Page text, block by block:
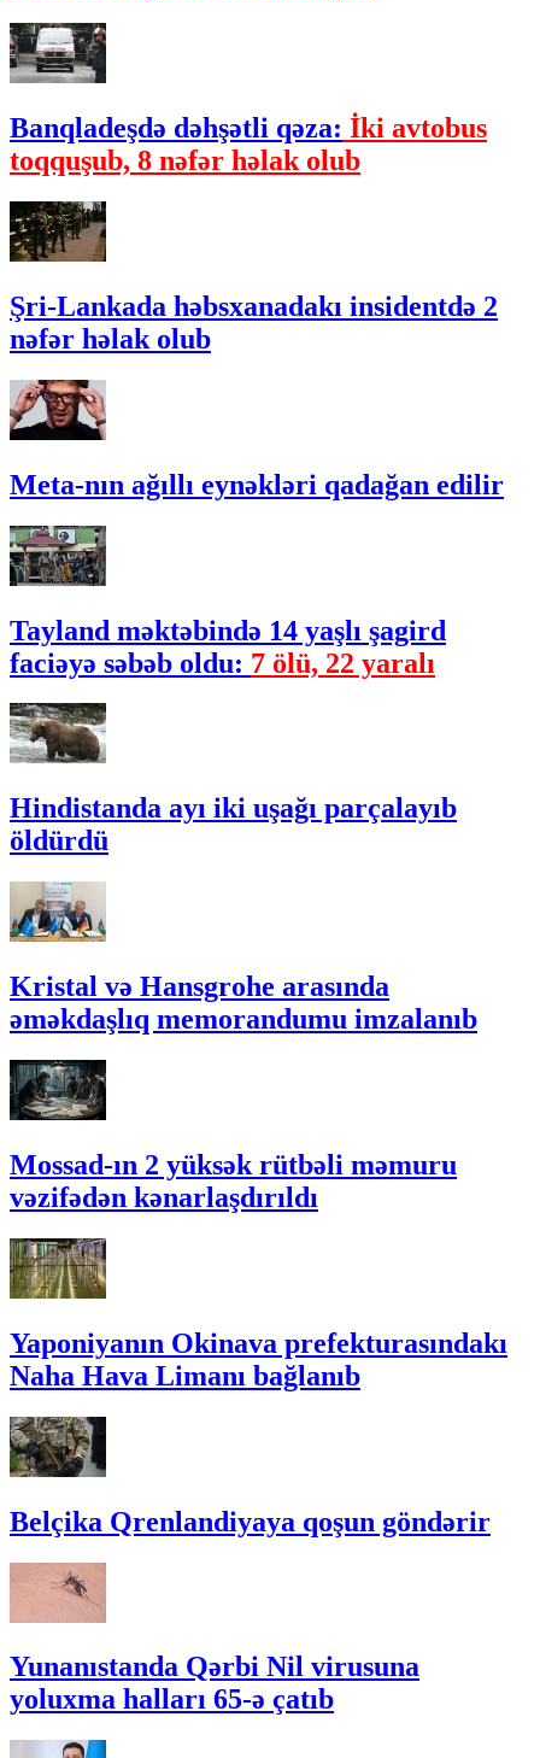
Banqladeşdə dəhşətli qəza: İki avtobus
toqquşub, 8 nəfər həlak olub
Şri-Lankada həbsxanadakı insidentdə 2
nəfər həlak olub
Meta-nın ağıllı eynəkləri qadağan edilir
Tayland məktəbində 14 yaşlı şagird
faciəyə səbəb oldu: 7 ölü, 22 yaralı
Hindistanda ayı iki uşağı parçalayıb
öldürdü
Kristal və Hansgrohe arasında
əməkdaşlıq memorandumu imzalanıb
Mossad-ın 2 yüksək rütbəli məmuru
vəzifədən kənarlaşdırıldı
Yaponiyanın Okinava prefekturasındakı
Naha Hava Limanı bağlanıb
Belçika Qrenlandiyaya qoşun göndərir
Yunanıstanda Qərbi Nil virusuna
yoluxma halları 65-ə çatıb